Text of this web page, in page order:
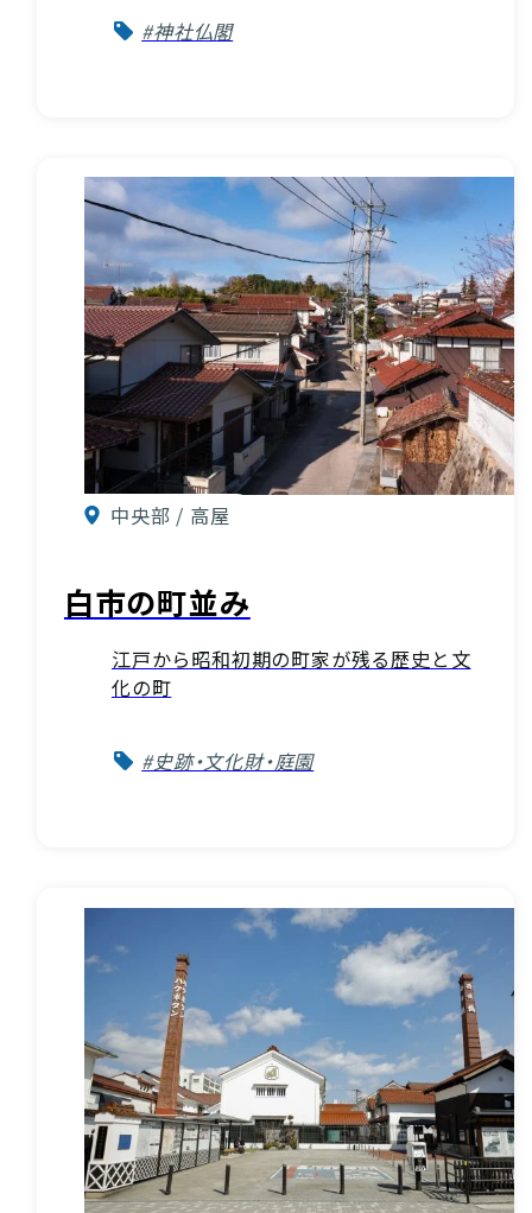
#神社仏閣
中央部 / 高屋
白市の町並み
江戸から昭和初期の町家が残る歴史と文
化の町
#史跡・文化財・庭園